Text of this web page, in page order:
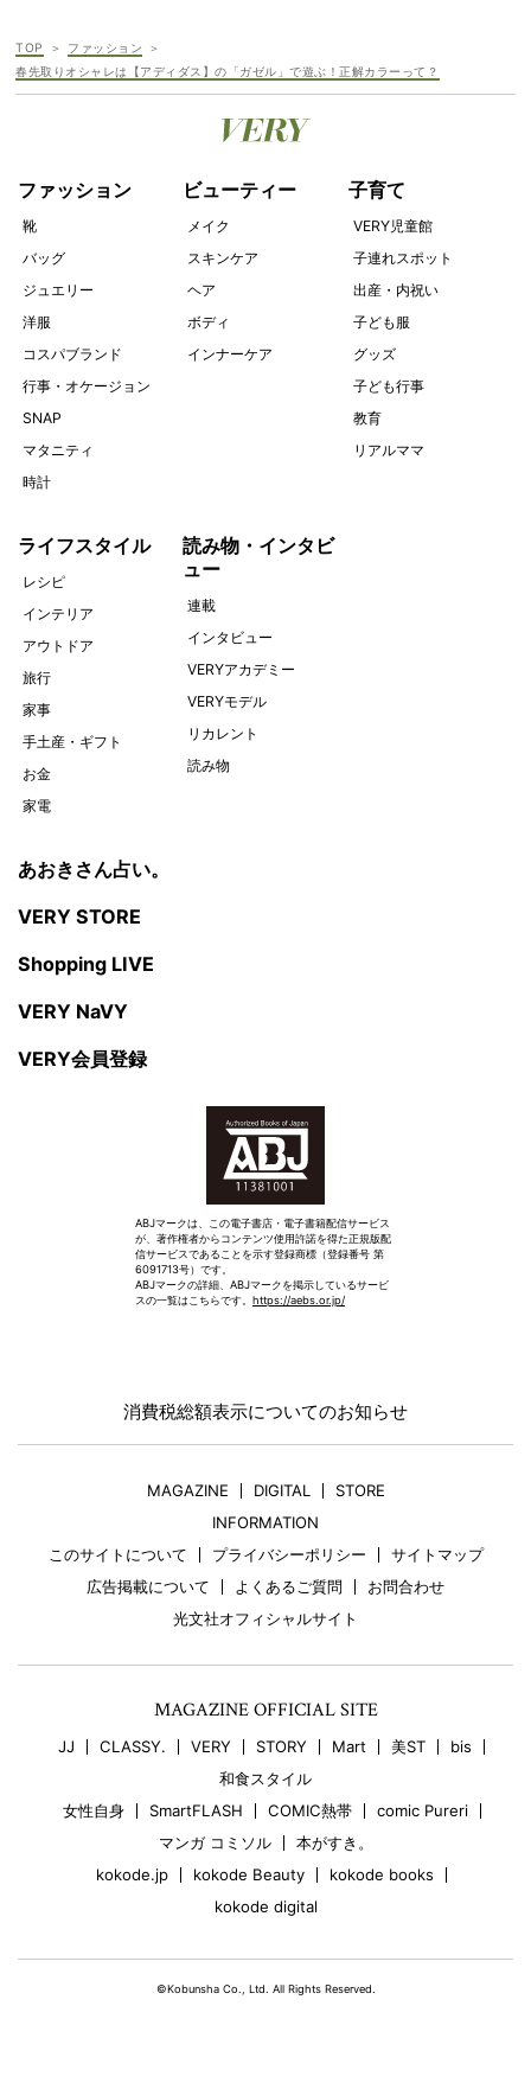
TOP
ファッション
春先取りオシャレは【アディダス】の「ガゼル」で遊ぶ！正解カラーって？
ファッション
靴
バッグ
ジュエリー
洋服
コスパブランド
行事・オケージョン
SNAP
マタニティ
時計
ビューティー
メイク
スキンケア
ヘア
ボディ
インナーケア
子育て
VERY児童館
子連れスポット
出産・内祝い
子ども服
グッズ
子ども行事
教育
リアルママ
ライフスタイル
レシピ
インテリア
アウトドア
旅行
家事
手土産・ギフト
お金
家電
読み物・インタビ
ュー
連載
インタビュー
VERYアカデミー
VERYモデル
リカレント
読み物
あおきさん占い。
VERY STORE
Shopping LIVE
VERY NaVY
VERY会員登録
ABJマークは、この電子書店・電子書籍配信サービス
が、著作権者からコンテンツ使用許諾を得た正規版配
信サービスであることを示す登録商標（登録番号 第
6091713号）です。
ABJマークの詳細、ABJマークを掲示しているサービ
スの一覧はこちらです。 https://aebs.or.jp/
消費税総額表示についてのお知らせ
MAGAZINE DIGITAL
STORE
INFORMATION
このサイトについて
プライバシーポリシー
サイトマップ
広告掲載について
よくあるご質問
お問合わせ
光文社オフィシャルサイト
MAGAZINE OFFICIAL SITE
JJ CLASSY. VERY STORY Mart 美ST
bis
和食スタイル
女性自身
SmartFLASH COMIC熱帯
comic Pureri
マンガ コミソル
本がすき。
kokode.jp
kokode Beauty
kokode books
kokode digital
©Kobunsha Co., Ltd. All Rights Reserved.